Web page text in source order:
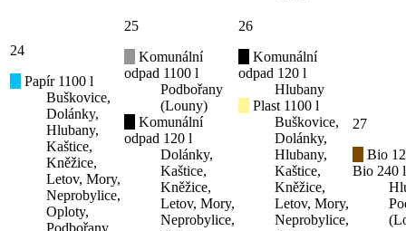
24
Papír 1100 l
Buškovice,
Dolánky,
Hlubany,
Kaštice,
Kněžice,
Letov, Mory,
Neprobylice,
Oploty,
Podbořany
25
Komunální
odpad 1100 l
Podbořany
(Louny)
Komunální
odpad 120 l
Dolánky,
Kaštice,
Kněžice,
Letov, Mory,
Neprobylice,
26
Komunální
odpad 120 l
Hlubany
Plast 1100 l
Buškovice,
Dolánky,
Hlubany,
Kaštice,
Kněžice,
Letov, Mory,
Neprobylice,
27
Bio
Bio 240 l